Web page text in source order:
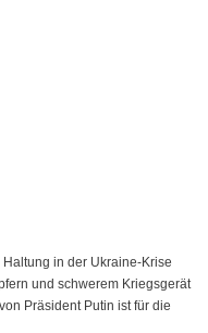
in der Ukraine-Krise
und schwerem Kriegsgerät
Präsident Putin ist für die